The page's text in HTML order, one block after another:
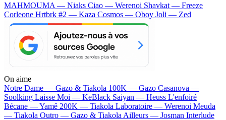
MAHMOUMA — Niaks Ciao — Werenoi Shavkat — Freeze
Corleone Hrtbrk #2 — Kaza Cosmos — Oboy Joli — Zed
On aime
Notre Dame — Gazo & Tiakola 100K — Gazo Casanova —
Soolking Laisse Moi — KeBlack Saiyan — Heuss L'enfoiré
Bécane —Yamê 200K — Tiakola Laboratoire — Werenoi Meuda
— Tiakola Outro — Gazo & Tiakola Ailleurs — Josman Interlude